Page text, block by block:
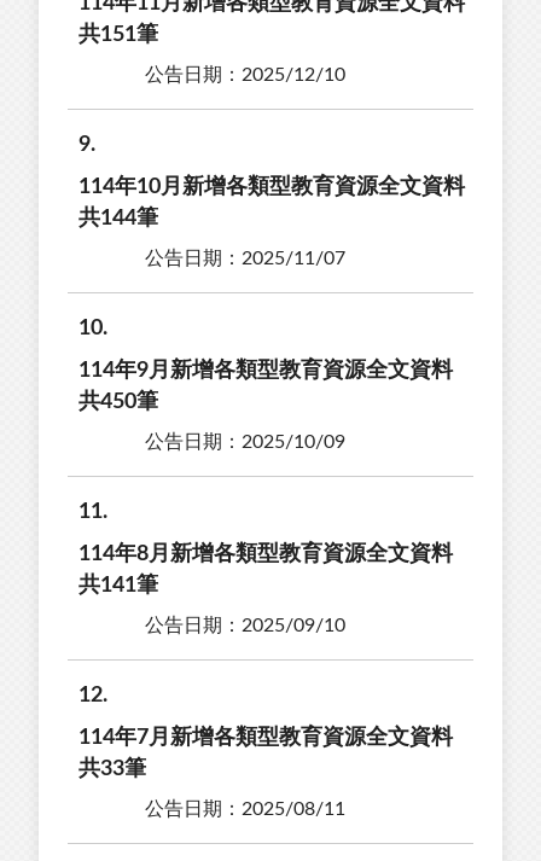
共151筆
公告日期：2025/12/10
9
114年10月新增各類型教育資源全文資料
共144筆
公告日期：2025/11/07
10
114年9月新增各類型教育資源全文資料
共450筆
公告日期：2025/10/09
11
114年8月新增各類型教育資源全文資料
共141筆
公告日期：2025/09/10
12
114年7月新增各類型教育資源全文資料
共33筆
公告日期：2025/08/11